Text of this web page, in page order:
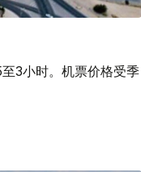
3小时。机票价格受季